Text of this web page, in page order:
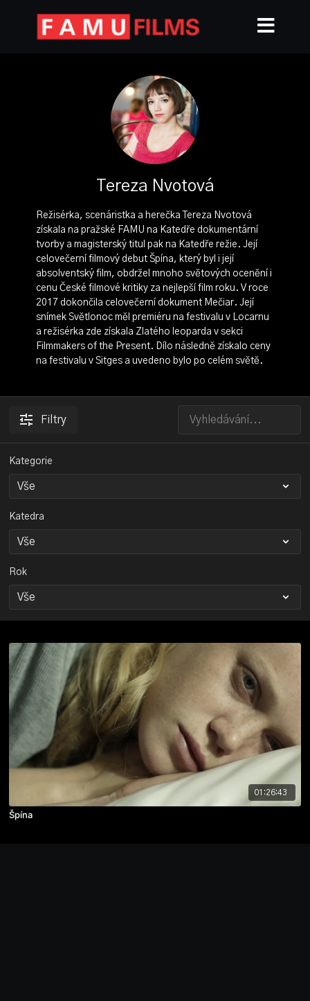
Tereza Nvotová
Režisérka, scenáristka a herečka Tereza Nvotová
získala na pražské FAMU na Katedře dokumentární
tvorby a magisterský titul pak na Katedře režie. Její
celovečerní filmový debut Špína, který byl i její
absolventský film, obdržel mnoho světových ocenění i
cenu České filmové kritiky za nejlepší film roku. V roce
2017 dokončila celovečerní dokument Mečiar. Její
snímek Světlonoc měl premiéru na festivalu v Locarnu
a režisérka zde získala Zlatého leoparda v sekci
Filmmakers of the Present. Dílo následně získalo ceny
na festivalu v Sitges a uvedeno bylo po celém světě.
Filtry
Kategorie
Katedra
Rok
01:26:43
Špína